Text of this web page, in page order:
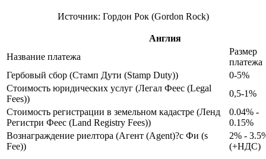
Источник: Гордон Рок (Gordon Rock)
Англия
Название платежа
Размер
платежа
Гербовый сбор (Стамп Дути (Stamp Duty))
0-5%
Стоимость юридических услуг (Легал Феес (Legal
Fees))
0,5-1%
Стоимость регистрации в земельном кадастре (Ленд
Регистри Феес (Land Registry Fees))
0.04% -
0.15%
Вознаграждение риелтора (Агент (Agent)?с Фи (s
Fee))
2% -
(+НДС)